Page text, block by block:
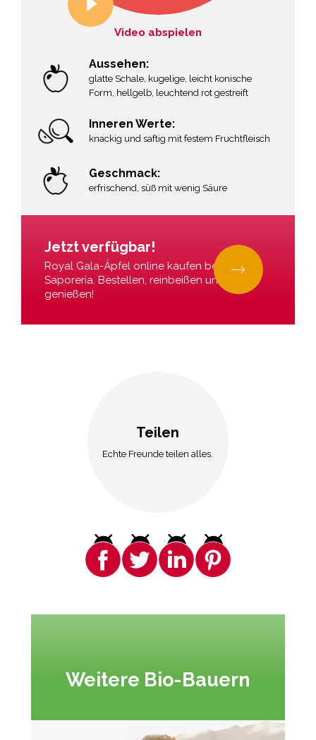
Video abspielen
Aussehen:
glatte Schale, kugelige, leicht konische
Form, hellgelb, leuchtend rot gestreift
Inneren Werte:
knackig und saftig mit festem Fruchtfleisch
Geschmack:
erfrischend, süß mit wenig Säure
Jetzt verfügbar!
Royal Gala-Äpfel online kaufen bei La
Saporeria. Bestellen, reinbeißen und
genießen!
Teilen
Echte Freunde teilen alles.
Weitere Bio-Bauern